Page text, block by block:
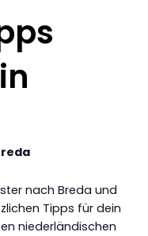
nach Breda und
Tipps für dein
niederländischen